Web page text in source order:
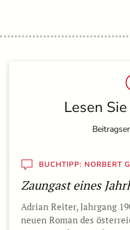
Lesen
BUCHTIPP: NORBERT
Zaungast eines
Adrian Reiter, Jahrgang
neuen Roman des